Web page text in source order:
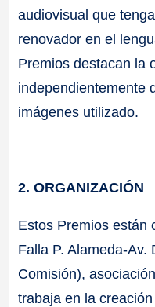
audiovisual que
renovador en el
Premios destacan la
independientemente
imágenes utilizado.
2. ORGANIZACIÓN
Estos Premios están
Falla P. Alameda-Av.
Comisión),
trabaja en la